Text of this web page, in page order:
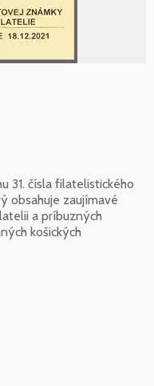
31. čísla filatelistického
obsahuje zaujímavé
a príbuzných
košických